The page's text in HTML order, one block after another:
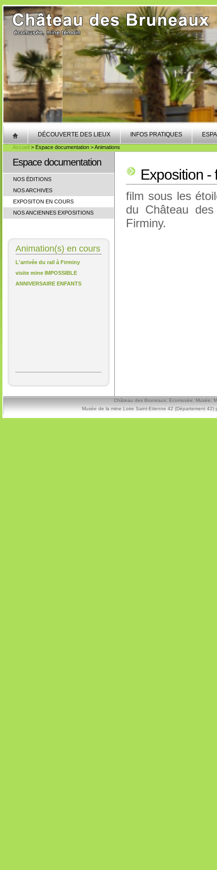
DÉCOUVERTE DES LIEUX INFOS PRATIQUES
Accueil > Espace documentation > Animations
Espace documentation
NOS ÉDITIONS
NOS ARCHIVES
EXPOSITON EN COURS
NOS ANCIENNES EXPOSITIONS
Animation(s) en cours
L'arrivée du rail à Firminy
visite mine IMPOSSIBLE
ANNIVERSAIRE ENFANTS
Exposition -
film sous les
du Château
Firminy.
Château des Bruneaux, Ecomusée, Musée,
Musée de la mine Loire Saint-Etienne 42 (Département